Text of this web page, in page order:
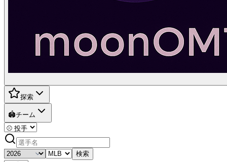
探索
🏟️チーム
検索